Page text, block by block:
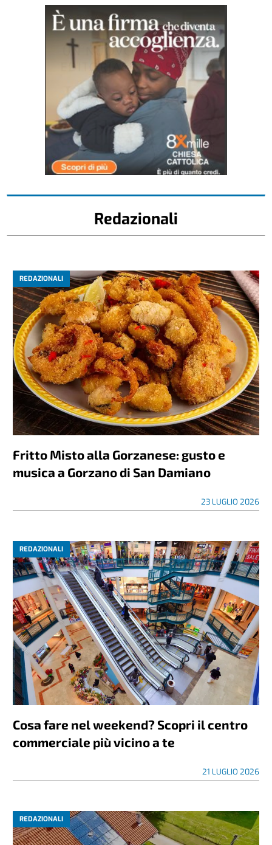
Redazionali
REDAZIONALI
Fritto Misto alla Gorzanese: gusto e
musica a Gorzano di San Damiano
23 LUGLIO 2026
REDAZIONALI
Cosa fare nel weekend? Scopri il centro
commerciale più vicino a te
21 LUGLIO 2026
REDAZIONALI